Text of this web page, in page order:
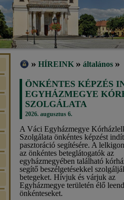
» HÍREINK » általános »
ÖNKÉNTES KÉPZÉS
EGYHÁZMEGYE
SZOLGÁLATA
2026. augusztus 6.
A Váci Egyházmegye
Szolgálata önkéntes képzést
pasztoráció segítésére. A
az önkéntes beteglátogatók az
egyházmegyében található
segítő beszélgetésekkel
betegeket. Hívjuk és várjuk az
Egyházmegye területén élő
önkénteseket.